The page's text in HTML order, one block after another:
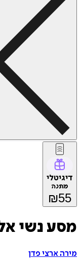
דיגיטלי
מתנה
₪55
מסע נשי
מירה ארצי פדן